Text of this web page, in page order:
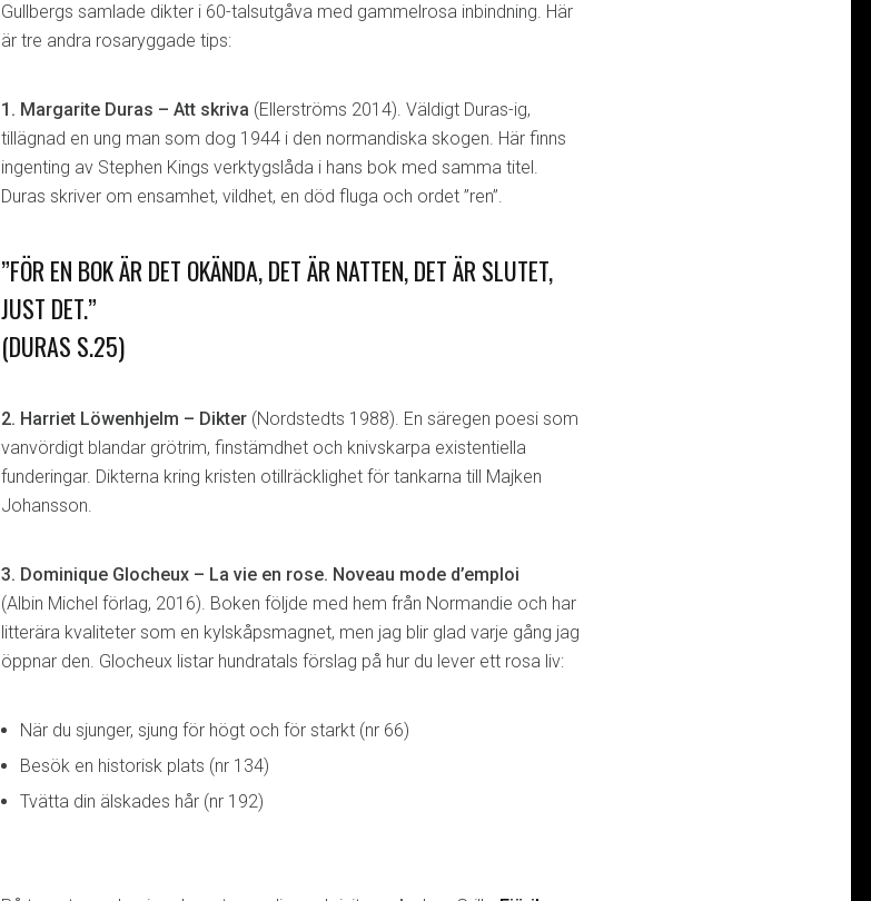
Gullbergs samlade dikter i 60-talsutgåva med gammelrosa inbindning. Här
är tre andra rosaryggade tips:
1. Margarite Duras – Att skriva (Ellerströms 2014). Väldigt Duras-ig,
tillägnad en ung man som dog 1944 i den normandiska skogen. Här finns
ingenting av Stephen Kings verktygslåda i hans bok med samma titel.
Duras skriver om ensamhet, vildhet, en död fluga och ordet ”ren”.
”FÖR EN BOK ÄR DET OKÄNDA, DET ÄR NATTEN, DET ÄR SLUTET,
JUST DET.”
(DURAS S.25)
2. Harriet Löwenhjelm – Dikter (Nordstedts 1988). En säregen poesi som
vanvördigt blandar grötrim, finstämdhet och knivskarpa existentiella
funderingar. Dikterna kring kristen otillräcklighet för tankarna till Majken
Johansson.
3. Dominique Glocheux – La vie en rose. Noveau mode d’emploi
(Albin Michel förlag, 2016). Boken följde med hem från Normandie och har
litterära kvaliteter som en kylskåpsmagnet, men jag blir glad varje gång jag
öppnar den. Glocheux listar hundratals förslag på hur du lever ett rosa liv:
När du sjunger, sjung för högt och för starkt (nr 66)
Besök en historisk plats (nr 134)
Tvätta din älskades hår (nr 192)